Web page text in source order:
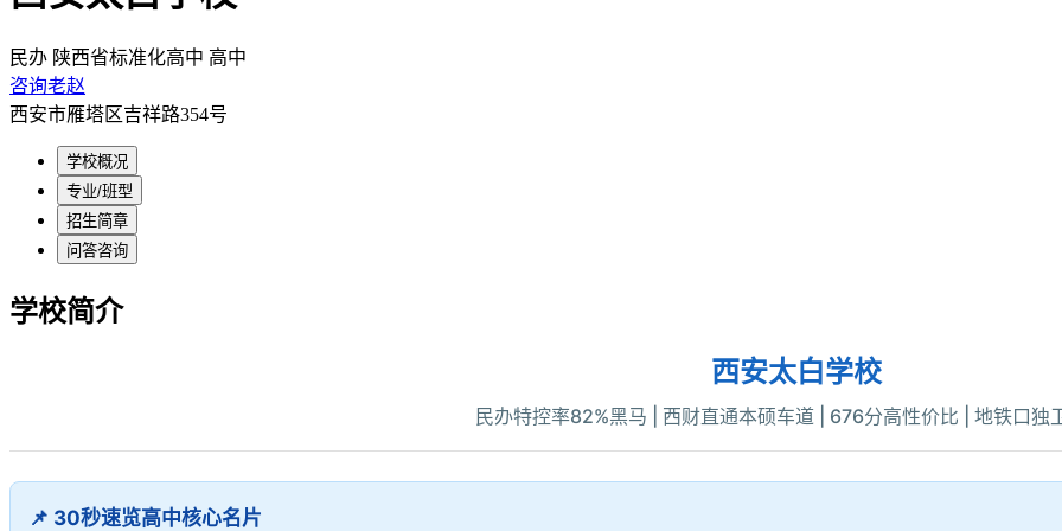
民办 陕西省标准化高中 高中
咨询老赵
西安市雁塔区吉祥路354号
学校概况
专业/班型
招生简章
问答咨询
学校简介
西安太白学校
民办特控率82%黑马 | 西财直通本硕车道 | 676分高性价比 | 地铁口独
📌 30秒速览高中核心名片